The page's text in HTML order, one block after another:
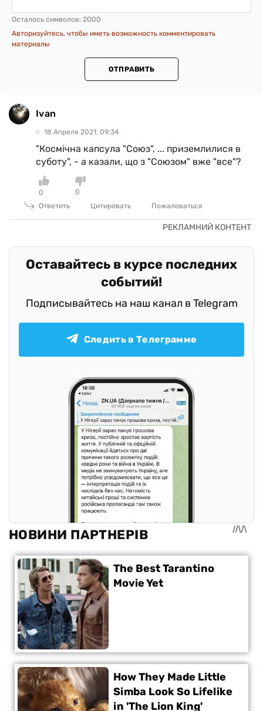
Осталось символов: 2000
Авторизуйтесь, чтобы иметь возможность комментировать
материалы
ОТПРАВИТЬ
Ivan
18 Апреля 2021, 09:34
"Космічна капсула "Союз", ... приземлилися в
суботу", - а казали, що з "Союзом" вже "все"?
0
0
Ответить
Цитировать Пожаловаться
Оставайтесь в курсе последних
событий!
Подписывайтесь на наш канал в Telegram
Следить в Телеграмме